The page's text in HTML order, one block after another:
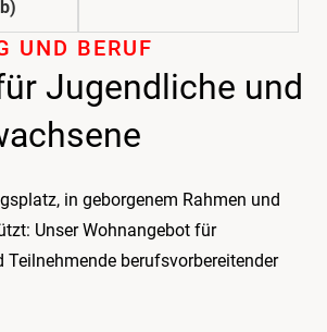
Jugendliche und
UND BERUF
in geborgenem Rahmen und
Unser Wohnangebot für
Teilnehmende berufsvorbereitender